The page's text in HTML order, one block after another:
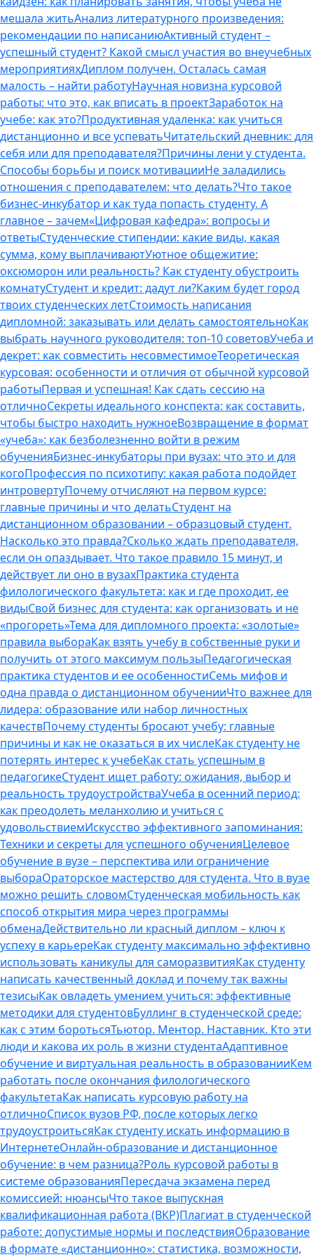
мешала житьАнализ литературного произведения:
рекомендации по написаниюАктивный студент –
успешный студент? Какой смысл участия во внеучебных
мероприятияхДиплом получен. Осталась самая
малость – найти работуНаучная новизна курсовой
работы: что это, как вписать в проектЗаработок на
учебе: как это?Продуктивная удаленка: как учиться
дистанционно и все успеватьЧитательский дневник: для
себя или для преподавателя?Причины лени у студента.
Способы борьбы и поиск мотивацииНе заладились
отношения с преподавателем: что делать?Что такое
бизнес-инкубатор и как туда попасть студенту. А
главное – зачем«Цифровая кафедра»: вопросы и
ответыСтуденческие стипендии: какие виды, какая
сумма, кому выплачиваютУютное общежитие:
оксюморон или реальность? Как студенту обустроить
комнатуСтудент и кредит: дадут ли?Каким будет город
твоих студенческих летСтоимость написания
дипломной: заказывать или делать самостоятельноКак
выбрать научного руководителя: топ-10 советовУчеба и
декрет: как совместить несовместимоеТеоретическая
курсовая: особенности и отличия от обычной курсовой
работыПервая и успешная! Как сдать сессию на
отличноСекреты идеального конспекта: как составить,
чтобы быстро находить нужноеВозвращение в формат
«учеба»: как безболезненно войти в режим
обученияБизнес-инкубаторы при вузах: что это и для
когоПрофессия по психотипу: какая работа подойдет
интровертуПочему отчисляют на первом курсе:
главные причины и что делатьСтудент на
дистанционном образовании – образцовый студент.
Насколько это правда?Сколько ждать преподавателя,
если он опаздывает. Что такое правило 15 минут, и
действует ли оно в вузахПрактика студента
филологического факультета: как и где проходит, ее
видыСвой бизнес для студента: как организовать и не
«прогореть»Тема для дипломного проекта: «золотые»
правила выбораКак взять учебу в собственные руки и
получить от этого максимум пользыПедагогическая
практика студентов и ее особенностиСемь мифов и
одна правда о дистанционном обученииЧто важнее для
лидера: образование или набор личностных
качествПочему студенты бросают учебу: главные
причины и как не оказаться в их числеКак студенту не
потерять интерес к учебеКак стать успешным в
педагогикеСтудент ищет работу: ожидания, выбор и
реальность трудоустройстваУчеба в осенний период:
как преодолеть меланхолию и учиться с
удовольствиемИскусство эффективного запоминания:
Техники и секреты для успешного обученияЦелевое
обучение в вузе – перспектива или ограничение
выбораОраторское мастерство для студента. Что в вузе
можно решить словомСтуденческая мобильность как
способ открытия мира через программы
обменаДействительно ли красный диплом – ключ к
успеху в карьереКак студенту максимально эффективно
использовать каникулы для саморазвитияКак студенту
написать качественный доклад и почему так важны
тезисыКак овладеть умением учиться: эффективные
методики для студентовБуллинг в студенческой среде:
как с этим боротьсяТьютор. Ментор. Наставник. Кто эти
люди и какова их роль в жизни студентаАдаптивное
обучение и виртуальная реальность в образованииКем
работать после окончания филологического
факультетаКак написать курсовую работу на
отличноСписок вузов РФ, после которых легко
трудоустроитьсяКак студенту искать информацию в
ИнтернетеОнлайн-образование и дистанционное
обучение: в чем разница?Роль курсовой работы в
системе образованияПересдача экзамена перед
комиссией: нюансыЧто такое выпускная
квалификационная работа (ВКР)Плагиат в студенческой
работе: допустимые нормы и последствияОбразование
в формате «дистанционно»: статистика, возможности,